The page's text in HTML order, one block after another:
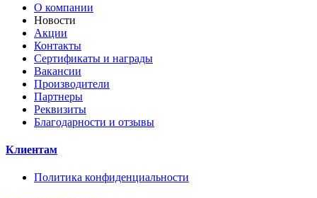
О компании
Новости
Акции
Контакты
Сертификаты и награды
Вакансии
Производители
Партнеры
Реквизиты
Благодарности и отзывы
Клиентам
Политика конфиденциальности